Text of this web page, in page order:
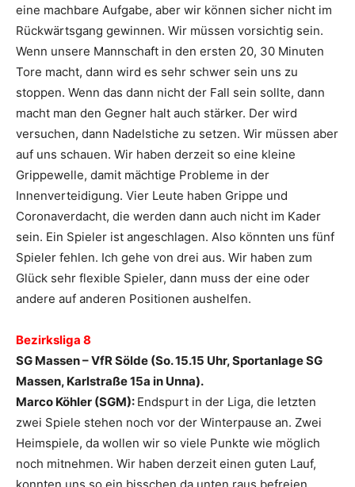
eine machbare Aufgabe, aber wir können sicher nicht im
Rückwärtsgang gewinnen. Wir müssen vorsichtig sein.
Wenn unsere Mannschaft in den ersten 20, 30 Minuten
Tore macht, dann wird es sehr schwer sein uns zu
stoppen. Wenn das dann nicht der Fall sein sollte, dann
macht man den Gegner halt auch stärker. Der wird
versuchen, dann Nadelstiche zu setzen. Wir müssen aber
auf uns schauen. Wir haben derzeit so eine kleine
Grippewelle, damit mächtige Probleme in der
Innenverteidigung. Vier Leute haben Grippe und
Coronaverdacht, die werden dann auch nicht im Kader
sein. Ein Spieler ist angeschlagen. Also könnten uns fünf
Spieler fehlen. Ich gehe von drei aus. Wir haben zum
Glück sehr flexible Spieler, dann muss der eine oder
andere auf anderen Positionen aushelfen.
Bezirksliga 8
SG Massen – VfR Sölde (So. 15.15 Uhr, Sportanlage SG
Massen, Karlstraße 15a in Unna).
Marco Köhler (SGM): Endspurt in der Liga, die letzten
zwei Spiele stehen noch vor der Winterpause an. Zwei
Heimspiele, da wollen wir so viele Punkte wie möglich
noch mitnehmen. Wir haben derzeit einen guten Lauf,